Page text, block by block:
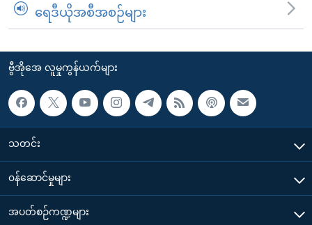
ရေဒီယိုအစီအစဉ်များ
ဗွီအိုအေ လူမှုကွန်ယက်များ
သတင်း
၀န်ဆောင်မှုများ
အပတ်စဉ်ကဏ္ဍများ